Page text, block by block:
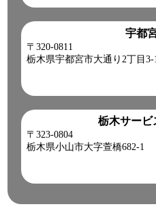
宇都
〒320-0811
栃木県宇都宮市大通り2丁目
栃木サービ
〒323-0804
栃木県小山市大字萱橋682-1